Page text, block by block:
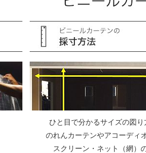
ひと目で分かるサイズの図り
のれんカーテンやアコーディ
スクリーン・ネット（網）